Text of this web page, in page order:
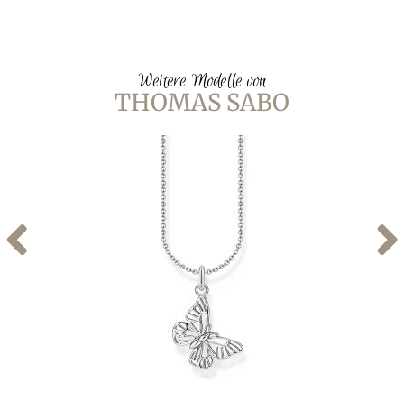
Weitere Modelle von
THOMAS SABO